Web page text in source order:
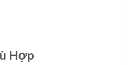
Hợp